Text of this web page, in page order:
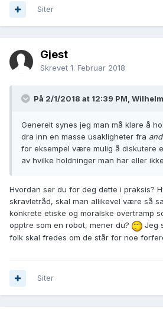
Siter
Gjest
Skrevet 1. Februar 2018
På 2/1/2018 at 12:39 PM,
Generelt synes jeg man må klare å
dra inn en masse usakligheter fra
for eksempel være mulig å diskutere
av hvilke holdninger man har eller
Hvordan ser du for deg dette i praksis?
skravletråd, skal man allikevel være så
konkrete etiske og moralske overtramp
opptre som en robot, mener du?
Jeg
folk skal fredes om de står for noe
Siter